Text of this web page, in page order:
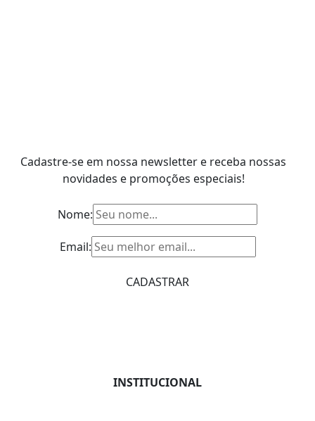
Cadastre-se em nossa newsletter e receba nossas
novidades e promoções especiais!
Nome:
Email:
INSTITUCIONAL